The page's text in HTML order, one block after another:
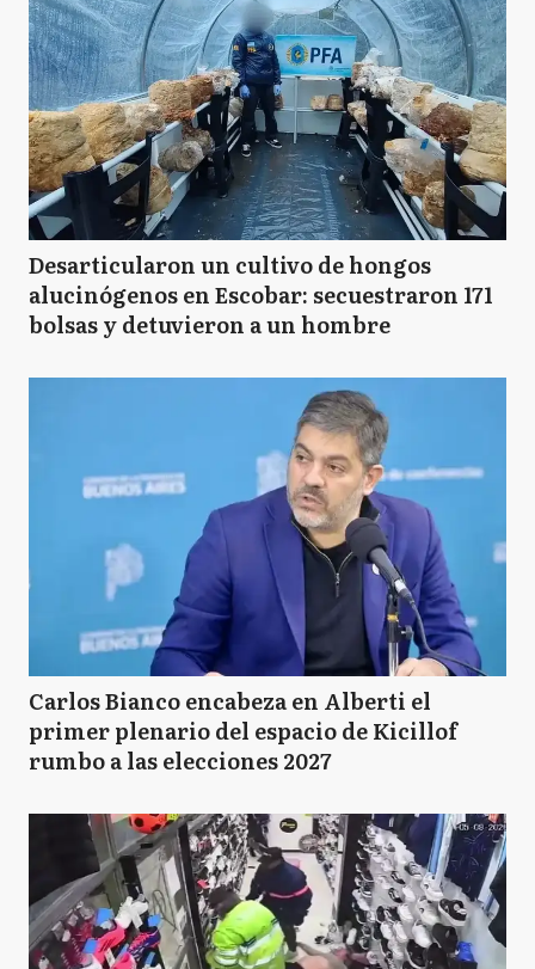
Desarticularon un cultivo de hongos
alucinógenos en Escobar: secuestraron 171
bolsas y detuvieron a un hombre
Carlos Bianco encabeza en Alberti el
primer plenario del espacio de Kicillof
rumbo a las elecciones 2027